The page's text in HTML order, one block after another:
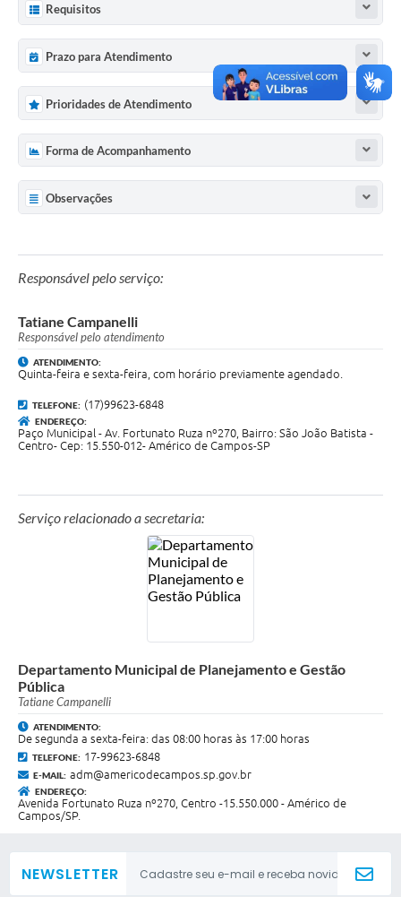
Fale Conosco
LGPD - Política de Privacidade
Requisitos
Prazo para Atendimento
Prioridades de Atendimento
Forma de Acompanhamento
Observações
Responsável pelo serviço:
Tatiane Campanelli
Responsável pelo atendimento
ATENDIMENTO:
Quinta-feira e sexta-feira, com horário previamente agendado.
TELEFONE: (17)99623-6848
ENDEREÇO:
Paço Municipal - Av. Fortunato Ruza nº270, Bairro: São João Batista -
Centro- Cep: 15.550-012- Américo de Campos-SP
Serviço relacionado a secretaria:
Departamento Municipal de Planejamento e Gestão
Pública
Tatiane Campanelli
ATENDIMENTO:
De segunda a sexta-feira: das 08:00 horas às 17:00 horas
TELEFONE: 17-99623-6848
E-MAIL: adm@americodecampos.sp.gov.br
ENDEREÇO:
Avenida Fortunato Ruza nº270, Centro -15.550.000 - Américo de
Campos/SP.
NEWSLETTER